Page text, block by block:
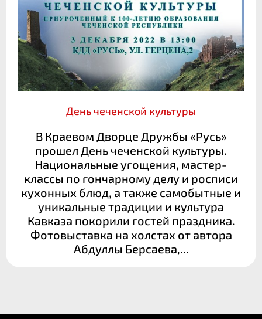
День чеченской культуры
В Краевом Дворце Дружбы «Русь»
прошел День чеченской культуры.
Национальные угощения, мастер-
классы по гончарному делу и росписи
кухонных блюд, а также самобытные и
уникальные традиции и культура
Кавказа покорили гостей праздника.
Фотовыставка на холстах от автора
Абдуллы Берсаева,...